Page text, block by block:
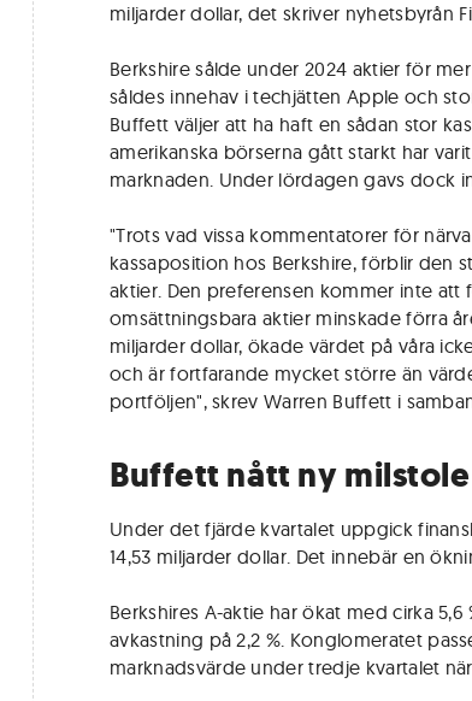
miljarder dollar, det skriver nyhetsbyrån
Berkshire sålde under 2024 aktier för
såldes innehav i techjätten Apple och
Buffett väljer att ha haft en sådan stor
amerikanska börserna gått starkt har
marknaden. Under lördagen gavs dock
"Trots vad vissa kommentatorer för
kassaposition hos Berkshire, förblir den
aktier. Den preferensen kommer inte att
omsättningsbara aktier minskade förra
miljarder dollar, ökade värdet på våra
och är fortfarande mycket större än
portföljen", skrev Warren Buffett i
Buffett nått ny milstole
Under det fjärde kvartalet uppgick
14,53 miljarder dollar. Det innebär en
Berkshires A-aktie har ökat med cirka 5,6
avkastning på 2,2 %. Konglomeratet
marknadsvärde under tredje kvartalet